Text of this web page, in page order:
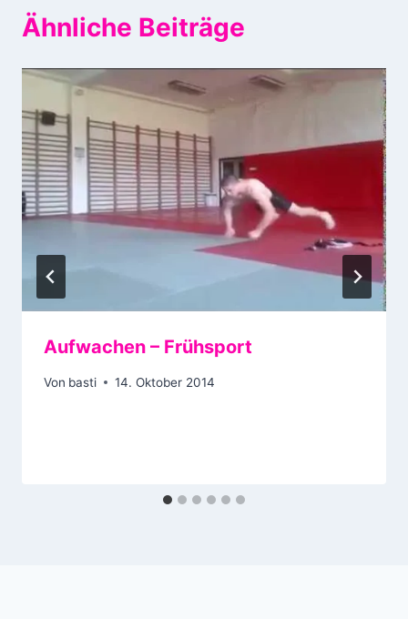
Ähnliche Beiträge
Aufwachen – Frühsport
Von basti 14. Oktober 2014